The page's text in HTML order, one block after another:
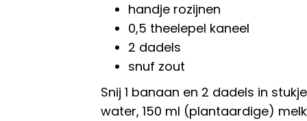
handje rozijnen
0,5 theelepel kaneel
2 dadels
snuf zout
Snij 1 banaan en 2 dadels in
water, 150 ml (plantaardige)